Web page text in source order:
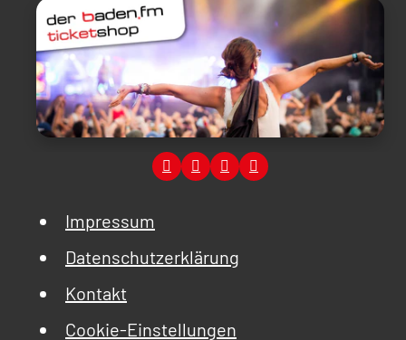
Impressum
Datenschutzerklärung
Kontakt
Cookie-Einstellungen